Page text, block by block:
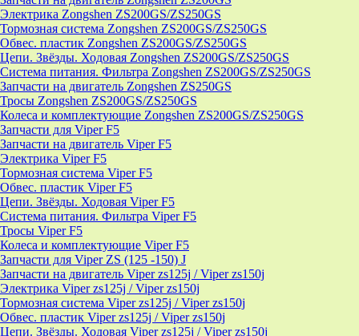
Электрика Zongshen ZS200GS/ZS250GS
Тормозная система Zongshen ZS200GS/ZS250GS
Обвес. пластик Zongshen ZS200GS/ZS250GS
Цепи. Звёзды. Ходовая Zongshen ZS200GS/ZS250GS
Система питания. Фильтра Zongshen ZS200GS/ZS250GS
Запчасти на двигатель Zongshen ZS250GS
Тросы Zongshen ZS200GS/ZS250GS
Колеса и комплектующие Zongshen ZS200GS/ZS250GS
Запчасти для Viper F5
Запчасти на двигатель Viper F5
Электрика Viper F5
Тормозная система Viper F5
Обвес. пластик Viper F5
Цепи. Звёзды. Ходовая Viper F5
Система питания. Фильтра Viper F5
Тросы Viper F5
Колеса и комплектующие Viper F5
Запчасти для Viper ZS (125 -150) J
Запчасти на двигатель Viper zs125j / Viper zs150j
Электрика Viper zs125j / Viper zs150j
Тормозная система Viper zs125j / Viper zs150j
Обвес. пластик Viper zs125j / Viper zs150j
Цепи. Звёзды. Ходовая Viper zs125j / Viper zs150j